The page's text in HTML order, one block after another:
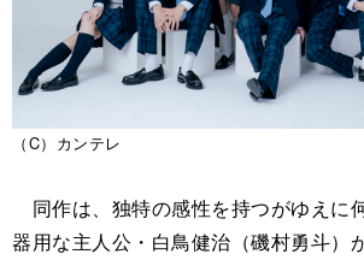
（C）カンテレ
同作は、独特の感性を持つがゆえに
器用な主人公・白鳥健治（磯村勇斗）